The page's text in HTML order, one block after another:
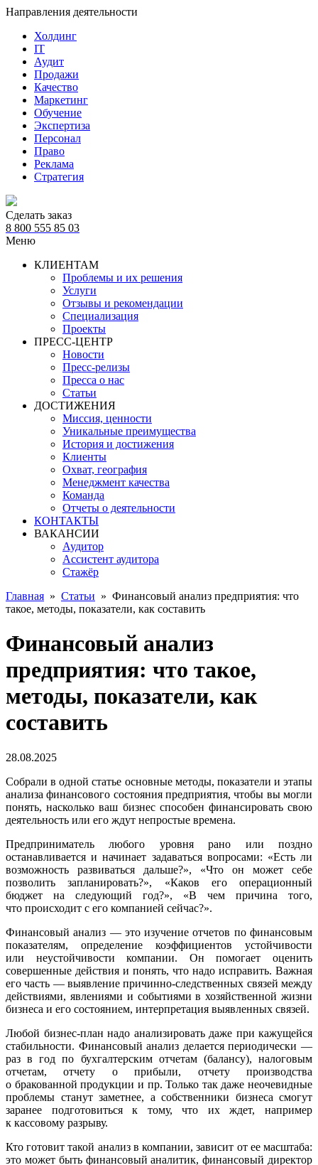
Направления деятельности
Холдинг
IT
Аудит
Продажи
Качество
Маркетинг
Обучение
Экспертиза
Персонал
Право
Реклама
Стратегия
Сделать заказ
8 800 555 85 03
Меню
КЛИЕНТАМ
Проблемы и их решения
Услуги
Отзывы и рекомендации
Специализация
Проекты
ПРЕСС-ЦЕНТР
Новости
Пресс-релизы
Пресса о нас
Статьи
ДОСТИЖЕНИЯ
Миссия, ценности
Уникальные преимущества
История и достижения
Клиенты
Охват, география
Менеджмент качества
Команда
Отчеты о деятельности
КОНТАКТЫ
ВАКАНСИИ
Аудитор
Ассистент аудитора
Стажёр
Главная » Статьи » Финансовый анализ предприятия: что
такое, методы, показатели, как составить
Финансовый анализ
предприятия: что такое,
методы, показатели, как
составить
28.08.2025
Собрали в одной статье основные методы, показатели и этапы
анализа финансового состояния предприятия, чтобы вы могли
понять, насколько ваш бизнес способен финансировать свою
деятельность или его ждут непростые времена.
Предприниматель любого уровня рано или поздно
останавливается и начинает задаваться вопросами: «Есть ли
возможность развиваться дальше?», «Что он может себе
позволить запланировать?», «Каков его операционный
бюджет на следующий год?», «В чем причина того,
что происходит с его компанией сейчас?».
Финансовый анализ — это изучение отчетов по финансовым
показателям, определение коэффициентов устойчивости
или неустойчивости компании. Он помогает оценить
совершенные действия и понять, что надо исправить. Важная
его часть — выявление причинно-следственных связей между
действиями, явлениями и событиями в хозяйственной жизни
бизнеса и его состоянием, интерпретация выявленных связей.
Любой бизнес-план надо анализировать даже при кажущейся
стабильности. Финансовый анализ делается периодически —
раз в год по бухгалтерским отчетам (балансу), налоговым
отчетам, отчету о прибыли, отчету производства
о бракованной продукции и пр. Только так даже неочевидные
проблемы станут заметнее, а собственники бизнеса смогут
заранее подготовиться к тому, что их ждет, например
к кассовому разрыву.
Кто готовит такой анализ в компании, зависит от ее масштаба:
это может быть финансовый аналитик, финансовый директор